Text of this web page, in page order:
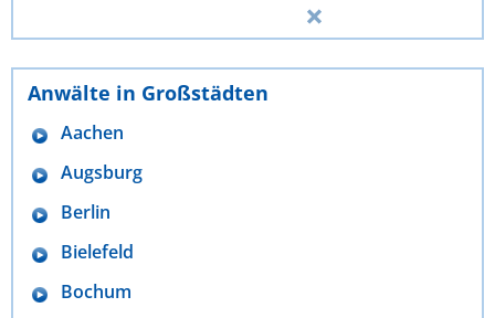
Anwälte in Großstädten
Aachen
Augsburg
Berlin
Bielefeld
Bochum